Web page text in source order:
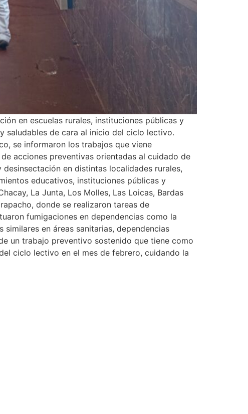
en escuelas rurales, instituciones públicas y
saludables de cara al inicio del ciclo lectivo.
se informaron los trabajos que viene
acciones preventivas orientadas al cuidado de
en distintas localidades rurales,
educativos, instituciones públicas y
La Junta, Los Molles, Las Loicas, Bardas
donde se realizaron tareas de
fumigaciones en dependencias como la
en áreas sanitarias, dependencias
un trabajo preventivo sostenido que tiene como
ciclo lectivo en el mes de febrero, cuidando la